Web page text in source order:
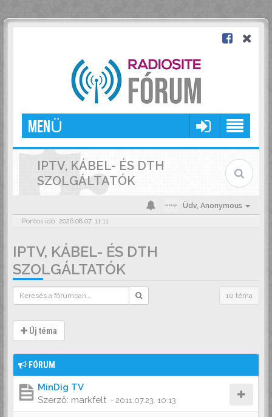
MENÜ
IPTV, KÁBEL- ÉS DTH
SZOLGÁLTATÓK
Üdv, Anonymous
Pontos idő: 2026.08.07. 11:11
IPTV, KÁBEL- ÉS DTH
SZOLGÁLTATÓK
10 téma
Új téma
FÓRUM
MinDig TV
Szerző: markfelt - 2011.07.23. 10:13